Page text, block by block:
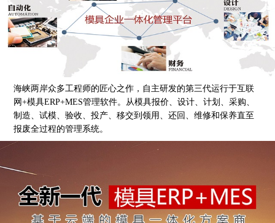
海峡两岸众多工程师的匠心之作，自主研发的第三代运行于互联
网+模具ERP+MES管理软件。从模具报价、设计、计划、采购、
制造、试模、验收、投产、移交到领用、还回、维修和保养直至
报废全过程的管理系统。